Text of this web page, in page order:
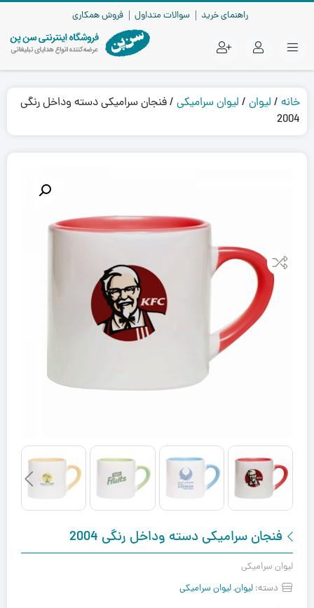
راهنمای خرید سوالات متداول فروش همکاری
خانه / لیوان / لیوان سرامیکی / فنجان سرامیکی دسته وداخل رنگی
2004
فنجان سرامیکی دسته وداخل رنگی 2004
لیوان سرامیکی
دسته: لیوان,لیوان سرامیکی